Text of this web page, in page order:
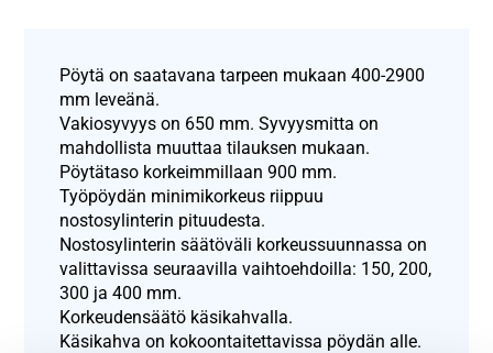
Pöytä on saatavana tarpeen mukaan 400-2900
mm leveänä.
Vakiosyvyys on 650 mm. Syvyysmitta on
mahdollista muuttaa tilauksen mukaan.
Pöytätaso korkeimmillaan 900 mm.
Työpöydän minimikorkeus riippuu
nostosylinterin pituudesta.
Nostosylinterin säätöväli korkeussuunnassa on
valittavissa seuraavilla vaihtoehdoilla: 150, 200,
300 ja 400 mm.
Korkeudensäätö käsikahvalla.
Käsikahva on kokoontaitettavissa pöydän alle.